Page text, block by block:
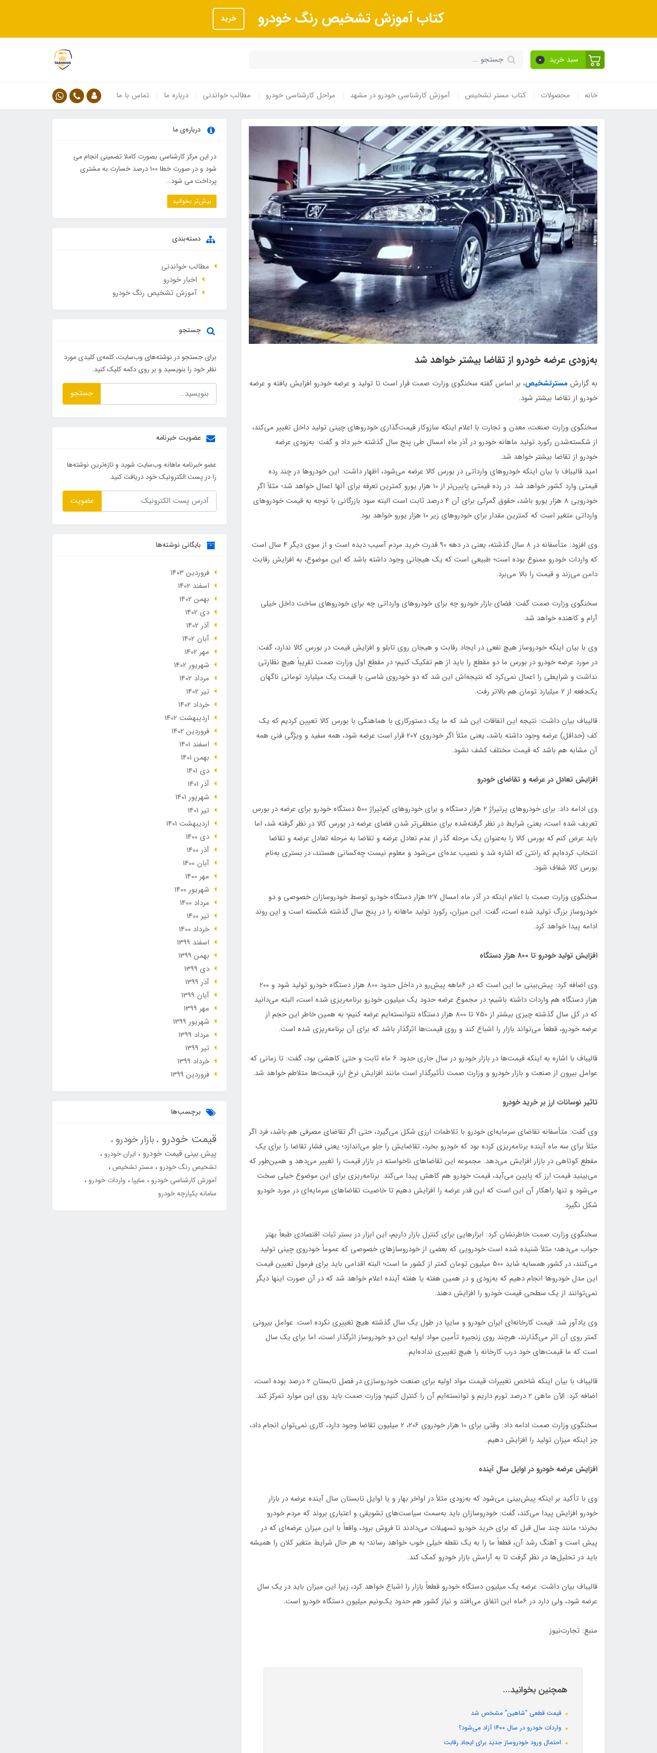
کتاب آموزش تشخیص رنگ خودرو خرید
سبد خرید 0
خانه محصولات کتاب مستر تشخیص آموزش کارشناسی خودرو در مشهد مراحل کارشناسی خودرو مطالب خواندنی درباره ما تماس با ما
به‌زودی عرضه خودرو از تقاضا بیشتر خواهد شد
به گزارش مسترتشخیص، بر اساس گفته سخنگوی وزارت صمت قرار است تا تولید و عرضه خودرو افزایش یافته و عرضه
خودرو از تقاضا بیشتر شود.
سخنگوی وزارت صنعت، معدن و تجارت با اعلام اینکه سازوکار قیمت‌گذاری خودروهای چینی تولید داخل تغییر می‌کند،
از شکسته‌شدن رکورد تولید ماهانه خودرو در آذر ماه امسال طی پنج سال گذشته خبر داد و گفت: به‌زودی عرضه
خودرو از تقاضا بیشتر خواهد شد.
امید قالیباف با بیان اینکه خودروهای وارداتی در بورس کالا عرضه می‌شود، اظهار داشت: این خودروها در چند رده
قیمتی وارد کشور خواهد شد. در رده قیمتی پایین‌تر از 10 هزار یورو کمترین تعرفه برای آنها اعمال خواهد شد؛ مثلاً اگر
خودرویی 8 هزار یورو باشد، حقوق گمرکی برای آن 4 درصد ثابت است البته سود بازرگانی با توجه به قیمت خودروهای
وارداتی متغیر است که کمترین مقدار برای خودروهای زیر 10 هزار یورو خواهد بود.
وی افزود: متأسفانه در 8 سال گذشته، یعنی در دهه 90 قدرت خرید مردم آسیب‌ دیده است و از سوی دیگر 4 سال است
که واردات خودرو ممنوع بوده است؛ طبیعی است که یک هیجانی وجود داشته باشد که این موضوع، به افزایش رقابت
دامن می‌زند و قیمت را بالا می‌برد.
سخنگوی وزارت صمت گفت: فضای بازار خودرو چه برای خودروهای وارداتی چه برای خودروهای ساخت داخل خیلی
آرام و کاهنده خواهد شد.
وی با بیان اینکه خودروساز هیچ نفعی در ایجاد رقابت و هیجان روی تابلو و افزایش قیمت در بورس کالا ندارد، گفت:
در مورد عرضه خودرو در بورس ما دو مقطع را باید از هم تفکیک کنیم؛ در مقطع اول وزارت صمت تقریباً هیچ نظارتی
نداشت و شرایطی را اعمال نمی‌کرد که نتیجه‌اش این شد که دو خودروی شاسی با قیمت یک میلیارد تومانی ناگهان
یک‌دفعه از 2 میلیارد تومان هم بالاتر رفت.
قالیباف بیان داشت: نتیجه این اتفاقات این شد که ما یک دستورکاری با هماهنگی با بورس کالا تعیین کردیم که یک
کف (حداقل) عرضه وجود داشته باشد، یعنی مثلاً اگر خودروی 207 قرار است عرضه شود، همه سفید و ویژگی فنی همه
آن مشابه هم باشد که قیمت مختلف کشف نشود.
افزایش تعادل در عرضه و تقاضای خودرو
وی ادامه داد: برای خودروهای پرتیراژ 2 هزار دستگاه و برای خودروهای کم‌تیراژ 500 دستگاه خودرو برای عرضه در بورس
تعریف شده است، یعنی شرایط در نظر گرفته‌شده برای منطقی‌تر شدن فضای عرضه در بورس کالا در نظر گرفته شد، اما
باید عرض کنم که بورس کالا را به‌عنوان یک مرحله گذر از عدم تعادل عرضه و تقاضا به مرحله تعادل عرضه و تقاضا
انتخاب کرده‌ایم که رانتی که اشاره شد و نصیب عده‌ای می‌شود و معلوم نیست چه‌کسانی هستند، در بستری به‌نام
بورس کالا شفاف شود.
سخنگوی وزارت صمت با اعلام اینکه در آذر ماه امسال 127 هزار دستگاه خودرو توسط خودروسازان خصوصی و دو
خودروساز بزرگ تولید شده است، گفت: این میزان، رکورد تولید ماهانه را در پنج سال گذشته شکسته است و این روند
ادامه پیدا خواهد کرد.
افزایش تولید خودرو تا 800 هزار دستگاه
وی اضافه کرد: پیش‌بینی ما این است که در 6ماهه پیشِ‌رو در داخل حدود 800 هزار دستگاه خودرو تولید شود و 200
هزار دستگاه هم واردات داشته باشیم؛ در مجموع عرضه حدود یک میلیون خودرو برنامه‌ریزی شده است، البته می‌دانید
که در کل سال گذشته چیزی بیشتر از 750 تا 800 هزار دستگاه نتوانسته‌ایم عرضه کنیم؛ به همین خاطر این حجم از
عرضه خودرو، قطعاً می‌تواند بازار را اشباع کند و روی قیمت‌ها اثرگذار باشد که برای آن برنامه‌ریزی شده است.
قالیباف با اشاره به اینکه قیمت‌ها در بازار خودرو در سال جاری حدود 6 ماه ثابت و حتی کاهشی بود، گفت: تا زمانی که
عوامل بیرون از صنعت و بازار خودرو و وزارت صمت تأثیرگذار است مانند افزایش نرخ ارز، قیمت‌ها متلاطم خواهد شد.
تاثیر نوسانات ارز بر خرید خودرو
وی گفت: متأسفانه تقاضای سرمایه‌ای خودرو با تلاطمات ارزی شکل می‌گیرد، حتی اگر تقاضای مصرفی هم باشد، فرد اگر
مثلاً برای سه ماه آینده برنامه‌ریزی کرده بود که خودرو بخرد، تقاضایش را جلو می‌اندازد؛ یعنی فشار تقاضا را برای یک
مقطع کوتاهی در بازار افزایش می‌دهد. مجموعه این تقاضاهای ناخواسته در بازار قیمت را تغییر می‌دهد و همین‌طور که
می‌بینید قیمت ارز که پایین می‌آید، قیمت خودرو هم کاهش پیدا می‌کند. برنامه‌ریزی برای این موضوع خیلی سخت
می‌شود و تنها راهکار آن این است که این قدر عرضه را افزایش دهیم تا خاصیت تقاضاهای سرمایه‌ای در مورد خودرو
شکل نگیرد.
سخنگوی وزارت صمت خاطرنشان کرد: ابزارهایی برای کنترل بازار داریم، این ابزار در بستر ثبات اقتصادی طبعاً بهتر
جواب می‌دهد؛ مثلاً شنیده شده است خودرویی که بعضی از خودروسازهای خصوصی که عموماً خودروی چینی تولید
می‌کنند، در کشور همسایه شاید 500 میلیون تومان کمتر از کشور ما است؛ البته اقدامی باید برای فرمول تعیین قیمت
این مدل خودروها انجام دهیم که به‌زودی و در همین هفته یا هفته آینده اعلام خواهد شد که در آن صورت اینها دیگر
نمی‌توانند از یک سطحی قیمت خودرو را افزایش دهند.
وی یادآور شد: قیمت کارخانه‌ای ایران خودرو و سایپا در طول یک سال گذشته هیچ تغییری نکرده است. عوامل بیرونی
کمتر روی آن اثر می‌گذارند، هرچند روی زنجیره تأمین مواد اولیه این دو خودروساز اثرگذار است، اما برای یک سال
است که ما قیمت‌های خود درب کارخانه را هیچ تغییری نداده‌ایم.
قالیباف با بیان اینکه شاخص تغییرات قیمت مواد اولیه برای صنعت خودروسازی در فصل تابستان 2 درصد بوده است،
اضافه کرد: الآن ماهی 2 درصد تورم داریم و توانسته‌ایم آن را کنترل کنیم؛ وزارت صمت باید روی این موارد تمرکز کند.
سخنگوی وزارت صمت ادامه داد: وقتی برای 10 هزار خودروی 206، 2 میلیون تقاضا وجود دارد، کاری نمی‌توان انجام داد،
جز اینکه میزان تولید را افزایش دهیم.
افزایش عرضه خودرو در اوایل سال آینده
وی با تأکید بر اینکه پیش‌بینی می‌شود که به‌زودی مثلاً در اواخر بهار و یا اوایل تابستان سال آینده عرضه در بازار
خودرو افزایش پیدا می‌کند، گفت: خودروسازان باید به‌سمت سیاست‌های تشویقی و اعتباری بروند که مردم خودرو
بخرند؛ مانند چند سال قبل که برای خرید خودرو تسهیلات می‌دادند تا فروش برود، واقعاً با این میزان عرضه‌ای که در
پیش است و آهنگ رشد آن، قطعاً ما را به یک نقطه خیلی خوب خواهد رساند؛ به هر حال شرایط متغیر کلان را همیشه
باید در تحلیل‌ها در نظر گرفت تا به آرامش بازار خودرو کمک کند.
قالیباف بیان داشت: عرضه یک میلیون دستگاه خودرو قطعاً بازار را اشباع خواهد کرد، زیرا این میزان باید در یک سال
عرضه شود، ولی دارد در 6ماه این اتفاق می‌افتد و نیاز کشور هم حدود یک‌ونیم میلیون دستگاه خودرو است.
منبع: تجارت‌نیوز
همچنین بخوانید...
قیمت قطعی "شاهین" مشخص شد
واردات خودرو در سال ۱۴۰۰ آزاد می‌شود؟
احتمال ورود خودروساز جدید برای ایجاد رقابت
درباره‌ی ما
در این مرکز کارشناسی بصورت کاملا تضمینی انجام می
شود و در صورت خطا ۱۰۰ درصد خسارت به مشتری
پرداخت می شود...
بیش‌تر بخوانید
دسته‌بندی
مطالب خواندنی
اخبار خودرو
آموزش تشخیص رنگ خودرو
جستجو
برای جستجو در نوشته‌های وب‌سایت، کلمه‌ی کلیدی مورد
نظر خود را بنویسید و بر روی دکمه کلیک کنید.
جستجو
عضویت خبرنامه
عضو خبرنامه ماهانه وب‌سایت شوید و تازه‌ترین نوشته‌ها
را در پست الکترونیک خود دریافت کنید.
عضویت
بایگانی نوشته‌ها
فروردین 1403
اسفند 1402
بهمن 1402
دی 1402
آذر 1402
آبان 1402
مهر 1402
شهریور 1402
مرداد 1402
تير 1402
خرداد 1402
ارديبهشت 1402
فروردین 1402
اسفند 1401
بهمن 1401
دی 1401
آذر 1401
شهریور 1401
تير 1401
ارديبهشت 1401
دی 1400
آذر 1400
آبان 1400
مهر 1400
شهریور 1400
مرداد 1400
تير 1400
خرداد 1400
اسفند 1399
بهمن 1399
دی 1399
آذر 1399
آبان 1399
مهر 1399
شهریور 1399
مرداد 1399
تير 1399
خرداد 1399
فروردین 1399
برچسب‌ها
قیمت خودرو بازار خودرو
پیش بینی قیمت خودرو ایران خودرو
تشخیص رنگ خودرو مستر تشخیص
آموزش کارشناسی خودرو سایپا واردات خودرو
سامانه یکپارچه خودرو